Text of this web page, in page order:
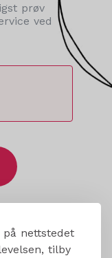
nettstedet
tilby
prøv
ved